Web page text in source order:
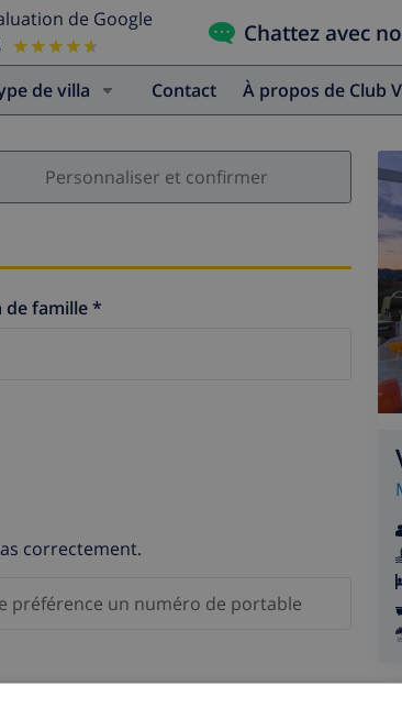
de Google
★★★★★
★★★★★ Chattez avec
de villa Contact À propos de Club
Personnaliser et confirmer
de famille *
correctement.